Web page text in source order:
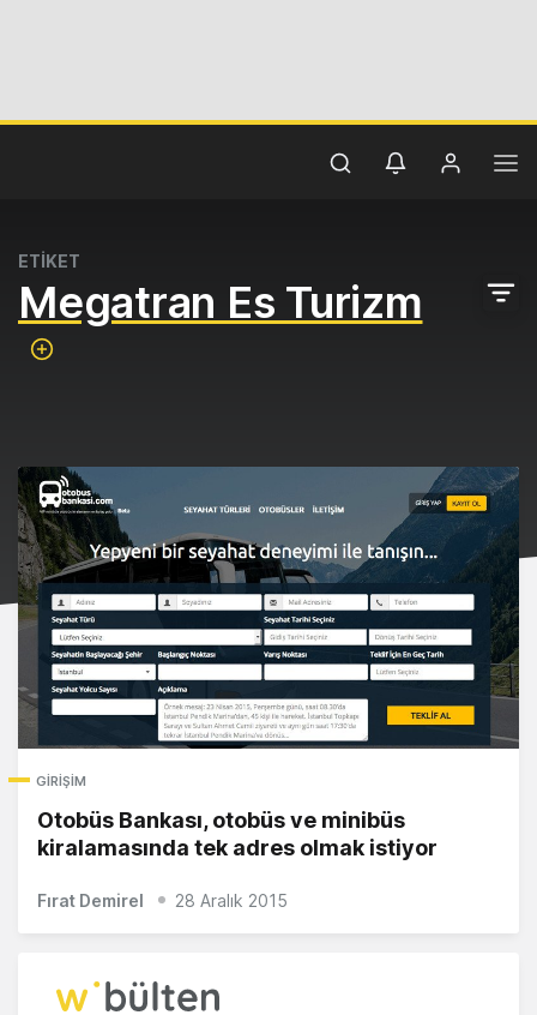
ETİKET
Megatran Es Turizm
GIRIŞIM
Otobüs Bankası, otobüs ve minibüs
kiralamasında tek adres olmak istiyor
Fırat Demirel 28 Aralık 2015